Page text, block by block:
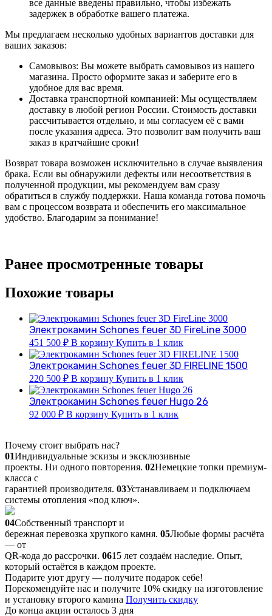
все данные введены правильно, чтобы избежать
задержек в обработке вашего платежа.
Мы предлагаем несколько удобных вариантов доставки для
ваших заказов:
Самовывоз: Вы можете выбрать самовывоз из нашего
магазина. Просто оформите заказ и заберите его в
удобное для вас время.
Доставка транспортной компанией: Мы осуществляем
доставку в любой регион России. Стоимость доставки
рассчитывается отдельно, и мы согласуем её с вами
после указания адреса. Это позволит вам получить ваш
заказ в кратчайшие сроки!
Возврат товара возможен исключительно в случае выявления
брака. Если вы обнаружили дефекты или несоответствия в
полученной продукции, мы рекомендуем вам сразу
обратиться в службу поддержки. Наша команда готова помочь
вам с процессом возврата и обеспечить его максимальное
удобство. Благодарим за понимание!
Ранее просмотренные товары
Похожие товары
Электрокамин Schones feuer 3D FireLine 3000
451 500 ₽ В корзину Купить в 1 клик
Электрокамин Schones feuer 3D FIRELINE 1500
220 500 ₽ В корзину Купить в 1 клик
Электрокамин Schones feuer Hugo 26
92 000 ₽ В корзину Купить в 1 клик
Почему стоит выбрать нас?
01Индивидуальные эскизы и эксклюзивные
проекты. Ни одного повторения. 02Немецкие топки премиум-
класса с
гарантией производителя. 03Устанавливаем и подключаем
системы отопления «под ключ».
04Собственный транспорт и
бережная перевозка хрупкого камня. 05Любые формы расчёта
— от
QR-кода до рассрочки. 0615 лет создаём наследие. Опыт,
который остаётся в каждом проекте.
Подарите уют другу — получите подарок себе!
Порекомендуйте нас и получите 10% скидку на изготовление
и установку второго камина Получить скидку
До конца акции осталось 3 дня